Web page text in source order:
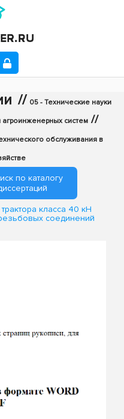
// 05 - Технические науки
систем //
обслуживания в
по каталогу
класса 40 кН
соединений